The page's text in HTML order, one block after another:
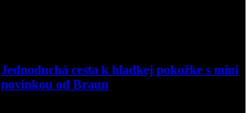
Jednoduchá cesta k hladkej pokožke s mini
novinkou od Braun